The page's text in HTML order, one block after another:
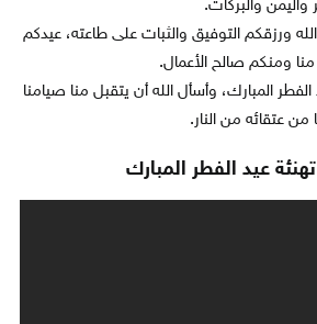
واليمن والبركات.
ورزقكم التوفيق والثبات على طاعته، عيدكم
ومنكم صالح الأعمال.
المبارك، وأسأل الله أن يتقبل منا صيامنا
من عتقائه من النار.
عيد الفطر المبارك